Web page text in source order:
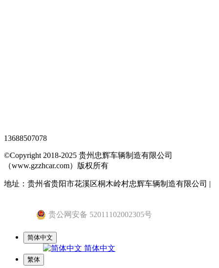
13688507078
©Copyright 2018-2025 贵州忠辉车辆制造有限公司
（www.gzzhcar.com）版权所有
地址：贵州省贵阳市花溪区桐木岭村忠辉车辆制造有限公司 |
贵公网安备 52011102002305号
简体中文
简体中文
繁体